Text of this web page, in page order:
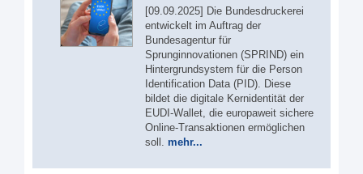
[09.09.2025] Die Bundesdruckerei
entwickelt im Auftrag der
Bundesagentur für
Sprunginnovationen (SPRIND) ein
Hintergrundsystem für die Person
Identification Data (PID). Diese
bildet die digitale Kernidentität der
EUDI-Wallet, die europaweit sichere
Online-Transaktionen ermöglichen
soll. mehr...